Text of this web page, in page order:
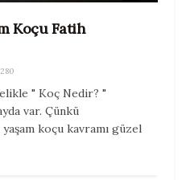
Koçu Fatih
280
" Koç Nedir? "
var. Çünkü
koçu kavramı güzel